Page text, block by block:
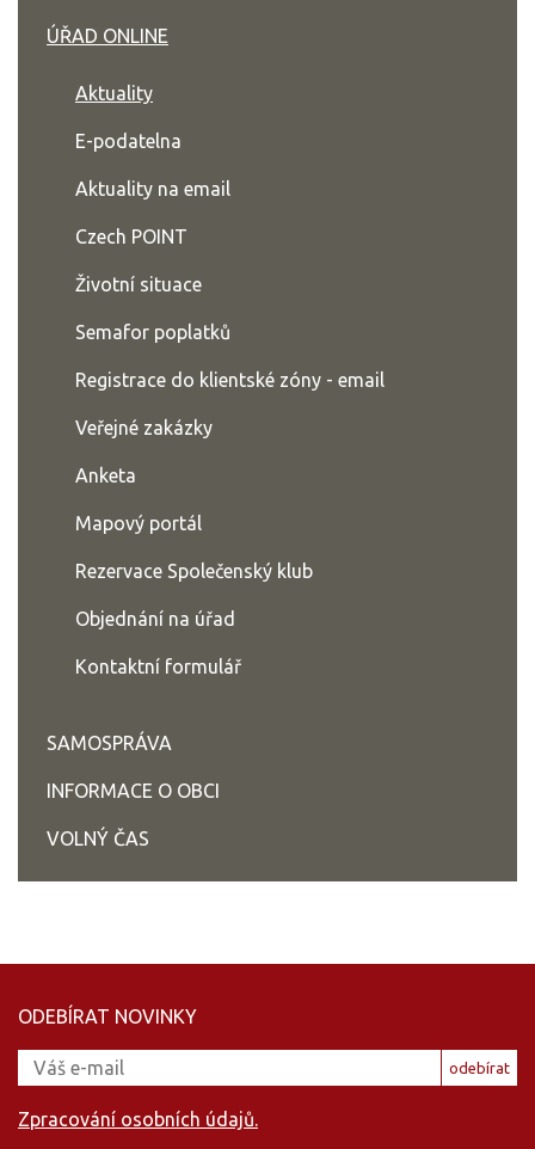
ÚŘAD ONLINE
Aktuality
E-podatelna
Aktuality na email
Czech POINT
Životní situace
Semafor poplatků
Registrace do klientské zóny - email
Veřejné zakázky
Anketa
Mapový portál
Rezervace Společenský klub
Objednání na úřad
Kontaktní formulář
SAMOSPRÁVA
INFORMACE O OBCI
VOLNÝ ČAS
ODEBÍRAT NOVINKY
odebírat
Zpracování osobních údajů.